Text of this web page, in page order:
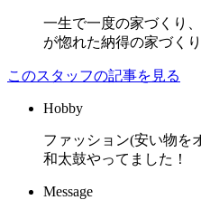
一生で一度の家づくり
が惚れた納得の家づく
このスタッフの記事を見る
Hobby
ファッション(安い物を
和太鼓やってました！
Message